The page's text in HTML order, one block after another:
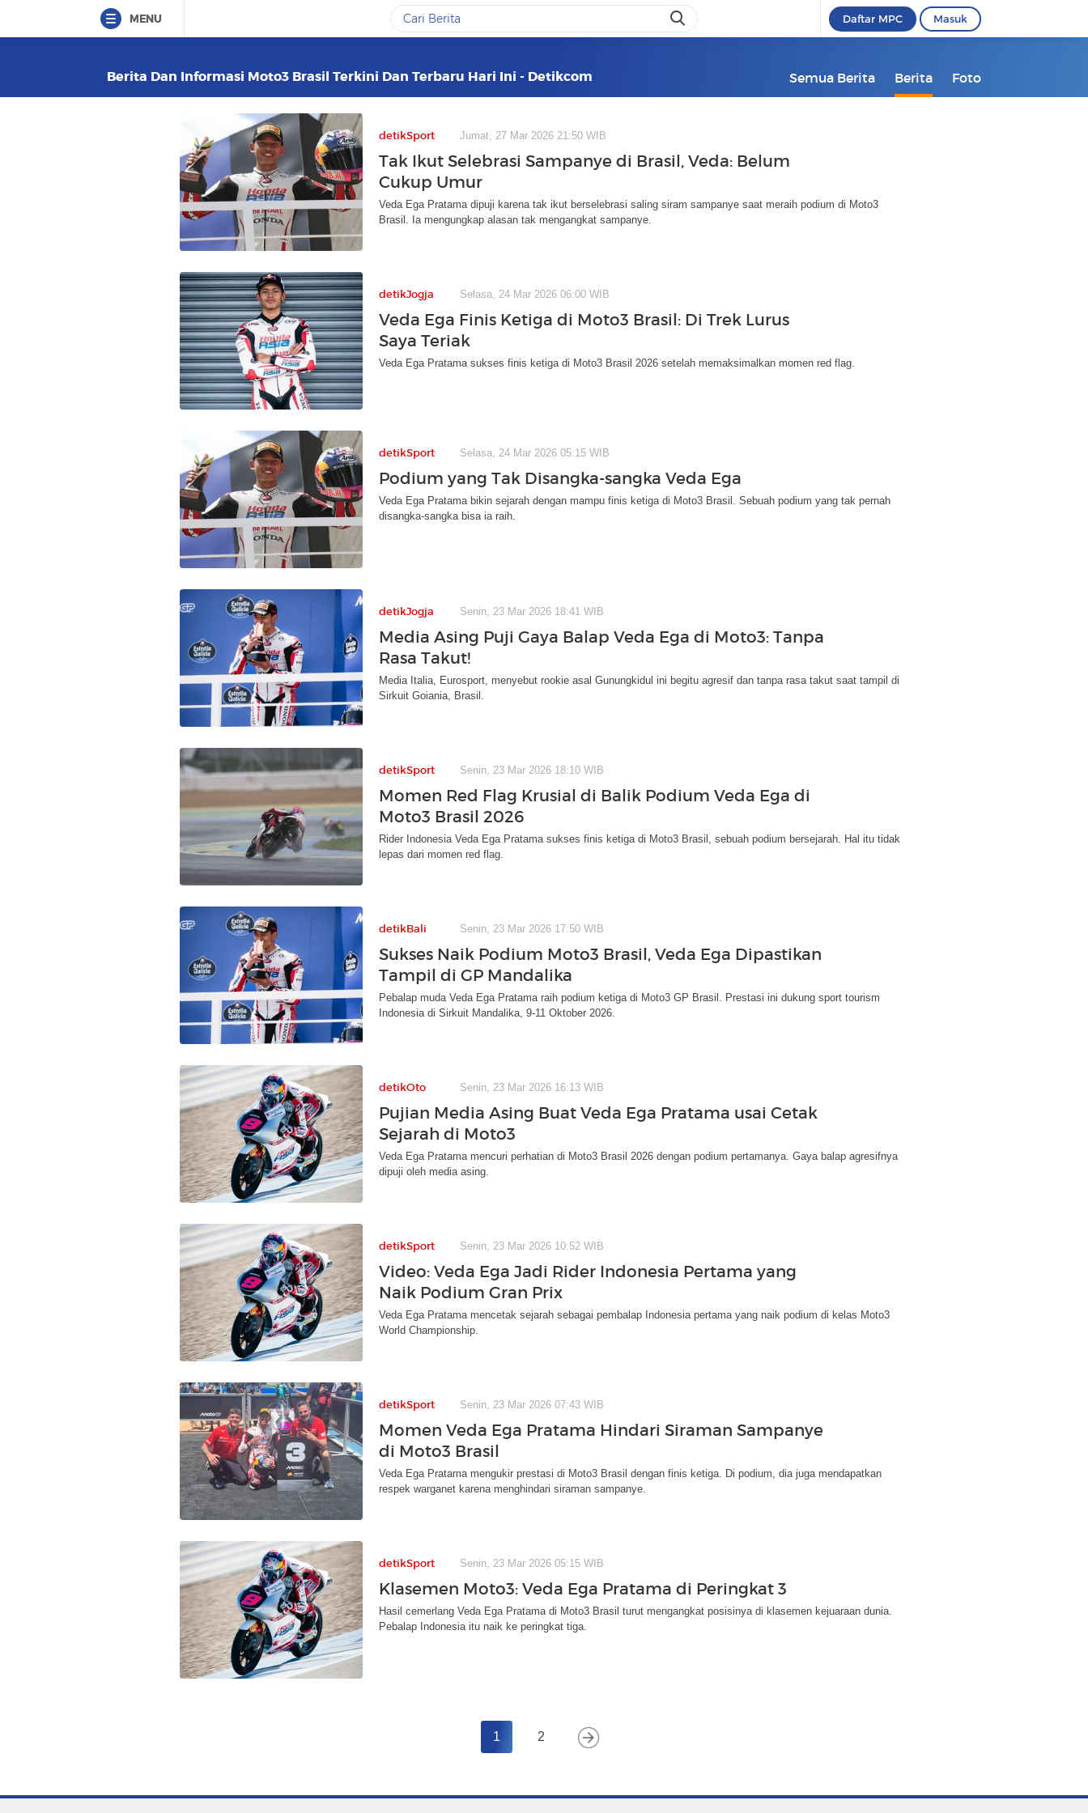
MENU Daftar MPC Masuk
Berita Dan Informasi Moto3 Brasil Terkini Dan Terbaru Hari Ini - Detikcom Semua Berita Berita Foto
detikSport Jumat, 27 Mar 2026 21:50 WIB
Tak Ikut Selebrasi Sampanye di Brasil, Veda: Belum
Cukup Umur
Veda Ega Pratama dipuji karena tak ikut berselebrasi saling siram sampanye saat meraih podium di Moto3
Brasil. Ia mengungkap alasan tak mengangkat sampanye.
detikJogja Selasa, 24 Mar 2026 06:00 WIB
Veda Ega Finis Ketiga di Moto3 Brasil: Di Trek Lurus
Saya Teriak
Veda Ega Pratama sukses finis ketiga di Moto3 Brasil 2026 setelah memaksimalkan momen red flag.
detikSport Selasa, 24 Mar 2026 05:15 WIB
Podium yang Tak Disangka-sangka Veda Ega
Veda Ega Pratama bikin sejarah dengan mampu finis ketiga di Moto3 Brasil. Sebuah podium yang tak pernah
disangka-sangka bisa ia raih.
detikJogja Senin, 23 Mar 2026 18:41 WIB
Media Asing Puji Gaya Balap Veda Ega di Moto3: Tanpa
Rasa Takut!
Media Italia, Eurosport, menyebut rookie asal Gunungkidul ini begitu agresif dan tanpa rasa takut saat tampil di
Sirkuit Goiania, Brasil.
detikSport Senin, 23 Mar 2026 18:10 WIB
Momen Red Flag Krusial di Balik Podium Veda Ega di
Moto3 Brasil 2026
Rider Indonesia Veda Ega Pratama sukses finis ketiga di Moto3 Brasil, sebuah podium bersejarah. Hal itu tidak
lepas dari momen red flag.
detikBali Senin, 23 Mar 2026 17:50 WIB
Sukses Naik Podium Moto3 Brasil, Veda Ega Dipastikan
Tampil di GP Mandalika
Pebalap muda Veda Ega Pratama raih podium ketiga di Moto3 GP Brasil. Prestasi ini dukung sport tourism
Indonesia di Sirkuit Mandalika, 9-11 Oktober 2026.
detikOto Senin, 23 Mar 2026 16:13 WIB
Pujian Media Asing Buat Veda Ega Pratama usai Cetak
Sejarah di Moto3
Veda Ega Pratama mencuri perhatian di Moto3 Brasil 2026 dengan podium pertamanya. Gaya balap agresifnya
dipuji oleh media asing.
detikSport Senin, 23 Mar 2026 10:52 WIB
Video: Veda Ega Jadi Rider Indonesia Pertama yang
Naik Podium Gran Prix
Veda Ega Pratama mencetak sejarah sebagai pembalap Indonesia pertama yang naik podium di kelas Moto3
World Championship.
detikSport Senin, 23 Mar 2026 07:43 WIB
Momen Veda Ega Pratama Hindari Siraman Sampanye
di Moto3 Brasil
Veda Ega Pratama mengukir prestasi di Moto3 Brasil dengan finis ketiga. Di podium, dia juga mendapatkan
respek warganet karena menghindari siraman sampanye.
detikSport Senin, 23 Mar 2026 05:15 WIB
Klasemen Moto3: Veda Ega Pratama di Peringkat 3
Hasil cemerlang Veda Ega Pratama di Moto3 Brasil turut mengangkat posisinya di klasemen kejuaraan dunia.
Pebalap Indonesia itu naik ke peringkat tiga.
1 2